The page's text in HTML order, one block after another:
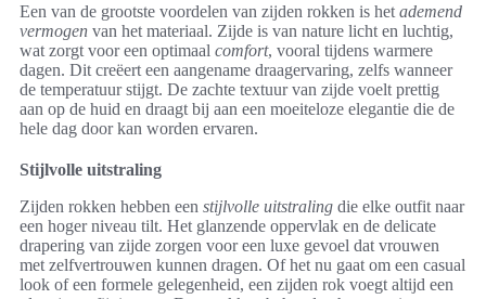
Een van de grootste voordelen van zijden rokken is het ademend
vermogen van het materiaal. Zijde is van nature licht en luchtig,
wat zorgt voor een optimaal comfort, vooral tijdens warmere
dagen. Dit creëert een aangename draagervaring, zelfs wanneer
de temperatuur stijgt. De zachte textuur van zijde voelt prettig
aan op de huid en draagt bij aan een moeiteloze elegantie die de
hele dag door kan worden ervaren.
Stijlvolle uitstraling
Zijden rokken hebben een stijlvolle uitstraling die elke outfit naar
een hoger niveau tilt. Het glanzende oppervlak en de delicate
drapering van zijde zorgen voor een luxe gevoel dat vrouwen
met zelfvertrouwen kunnen dragen. Of het nu gaat om een casual
look of een formele gelegenheid, een zijden rok voegt altijd een